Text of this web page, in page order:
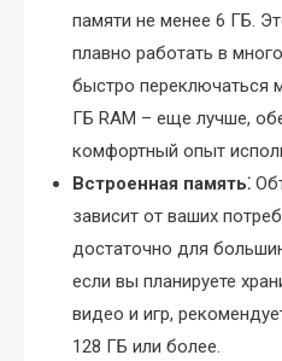
памяти не менее 6 ГБ.
плавно работать в
быстро переключаться
ГБ RAM – еще лучше,
комфортный опыт
Встроенная память⁚
зависит от ваших
достаточно для
если вы планируете
видео и игр,
128 ГБ или более.